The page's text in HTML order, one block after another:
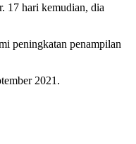
17 hari kemudian, dia
peningkatan penampilan
2021.